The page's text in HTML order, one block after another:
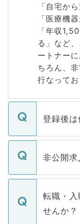
「自宅か
「医療機
「年収
る」など
ートナー
ちろん、
行なってお
登録後
ご登録い
登録内容
ます。通
いただき
非公開求
マイナビ
うち約3
けない「
下記の理
転職・入
せんか？